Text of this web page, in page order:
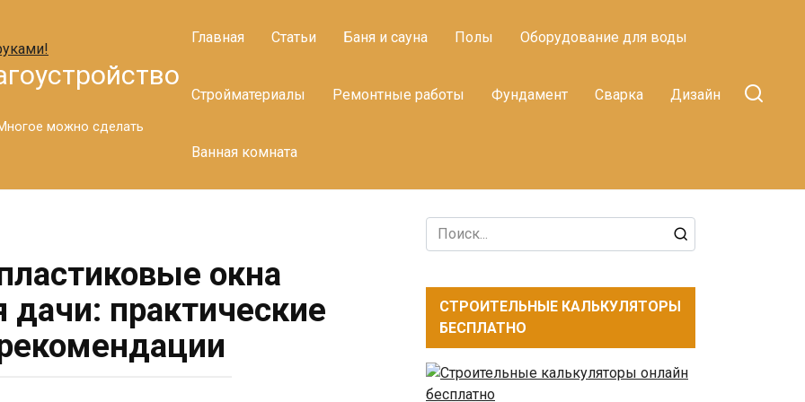
Многое можно сделать
Главная Статьи Баня и сауна Полы Оборудование для воды
Стройматериалы Ремонтные работы Фундамент Сварка Дизайн
Ванная комната
окна
практические
Search
for:
СТРОИТЕЛЬНЫЕ КАЛЬКУЛЯТОРЫ
БЕСПЛАТНО